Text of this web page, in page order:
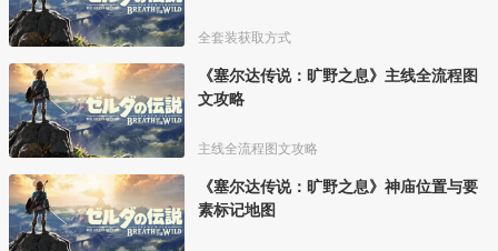
全套装获取方式
《塞尔达传说：旷野之息》主线全流程图
文攻略
主线全流程图文攻略
《塞尔达传说：旷野之息》神庙位置与要
素标记地图